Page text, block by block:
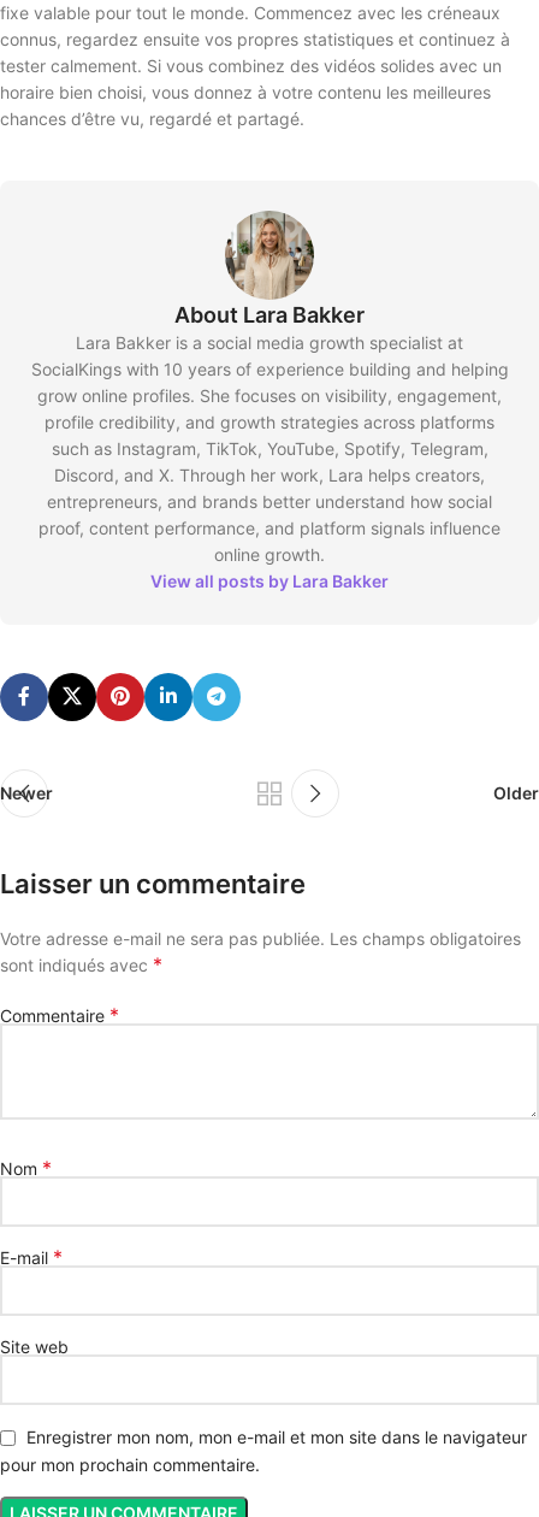
fixe valable pour tout le monde. Commencez avec les créneaux
connus, regardez ensuite vos propres statistiques et continuez à
tester calmement. Si vous combinez des vidéos solides avec un
horaire bien choisi, vous donnez à votre contenu les meilleures
chances d’être vu, regardé et partagé.
About Lara Bakker
Lara Bakker is a social media growth specialist at
SocialKings with 10 years of experience building and helping
grow online profiles. She focuses on visibility, engagement,
profile credibility, and growth strategies across platforms
such as Instagram, TikTok, YouTube, Spotify, Telegram,
Discord, and X. Through her work, Lara helps creators,
entrepreneurs, and brands better understand how social
proof, content performance, and platform signals influence
online growth.
View all posts by Lara Bakker
Newer Older
Laisser un commentaire
Votre adresse e-mail ne sera pas publiée. Les champs obligatoires
sont indiqués avec *
Commentaire *
Nom *
E-mail *
Site web
Enregistrer mon nom, mon e-mail et mon site dans le navigateur
pour mon prochain commentaire.